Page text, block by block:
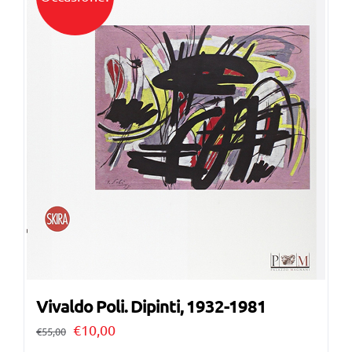
Vivaldo Poli. Dipinti, 1932-1981
€55,00 Il
€10,00Il